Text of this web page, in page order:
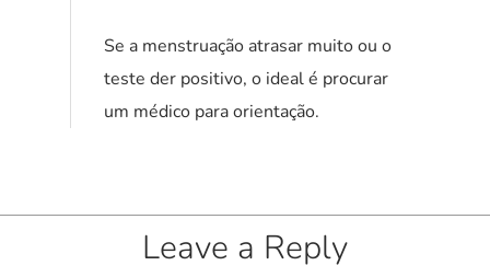
Se a menstruação atrasar muito ou o
teste der positivo, o ideal é procurar
um médico para orientação.
Leave a Reply